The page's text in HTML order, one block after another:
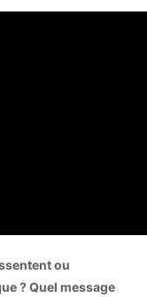
ou
? Quel message